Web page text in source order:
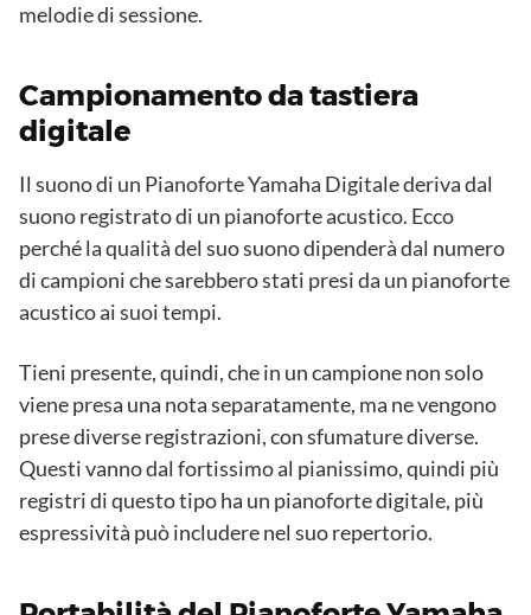
melodie di sessione.
Campionamento da tastiera
digitale
Il suono di un Pianoforte Yamaha Digitale deriva dal
suono registrato di un pianoforte acustico. Ecco
perché la qualità del suo suono dipenderà dal numero
di campioni che sarebbero stati presi da un pianoforte
acustico ai suoi tempi.
Tieni presente, quindi, che in un campione non solo
viene presa una nota separatamente, ma ne vengono
prese diverse registrazioni, con sfumature diverse.
Questi vanno dal fortissimo al pianissimo, quindi più
registri di questo tipo ha un pianoforte digitale, più
espressività può includere nel suo repertorio.